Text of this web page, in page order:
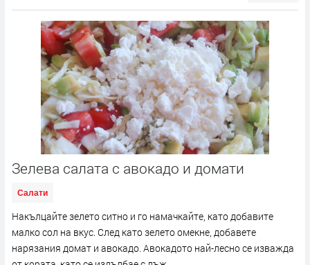
Зелева салата с авокадо и домати
Салати
Накълцайте зелето ситно и го намачкайте, като добавите
малко сол на вкус. След като зелето омекне, добавете
нарязания домат и авокадо. Авокадото най-лесно се изважда